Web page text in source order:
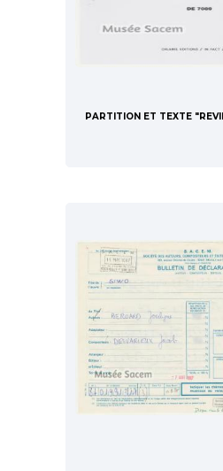
PARTITION ET TEXTE